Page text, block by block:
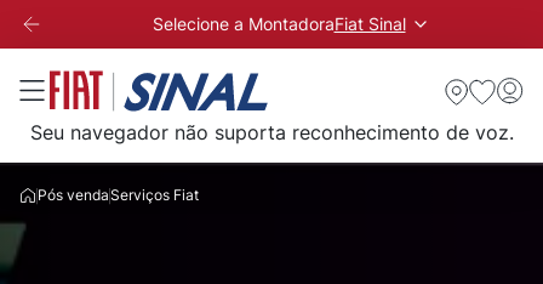
Selecione a MontadoraFiat Sinal
Seu navegador não suporta reconhecimento de voz.
Pós vendaServiços Fiat